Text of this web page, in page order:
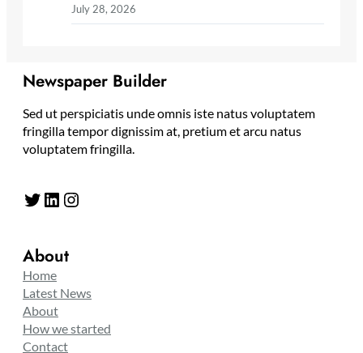
July 28, 2026
Newspaper Builder
Sed ut perspiciatis unde omnis iste natus voluptatem
fringilla tempor dignissim at, pretium et arcu natus
voluptatem fringilla.
Twitter LinkedIn Instagram
About
Home
Latest News
About
How we started
Contact